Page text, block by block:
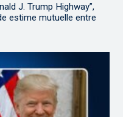
J. Trump Highway”,
estime mutuelle entre